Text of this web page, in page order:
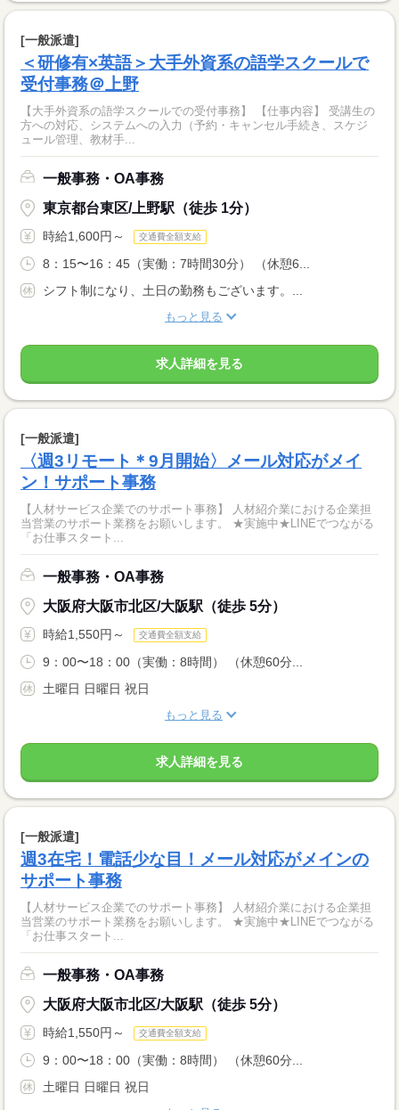
[一般派遣]
＜研修有×英語＞大手外資系の語学スクールで
受付事務＠上野
【大手外資系の語学スクールでの受付事務】 【仕事内容】 受講生の
方への対応、システムへの入力（予約・キャンセル手続き、スケジ
ュール管理、教材手...
一般事務・OA事務
東京都台東区/上野駅（徒歩 1分）
時給1,600円～ 交通費全額支給
8：15〜16：45（実働：7時間30分） （休憩6...
シフト制になり、土日の勤務もございます。...
もっと見る
求人詳細を見る
[一般派遣]
〈週3リモート＊9月開始〉メール対応がメイ
ン！サポート事務
【人材サービス企業でのサポート事務】 人材紹介業における企業担
当営業のサポート業務をお願いします。 ★実施中★LINEでつながる
「お仕事スタート...
一般事務・OA事務
大阪府大阪市北区/大阪駅（徒歩 5分）
時給1,550円～ 交通費全額支給
9：00〜18：00（実働：8時間） （休憩60分...
土曜日 日曜日 祝日
もっと見る
求人詳細を見る
[一般派遣]
週3在宅！電話少な目！メール対応がメインの
サポート事務
【人材サービス企業でのサポート事務】 人材紹介業における企業担
当営業のサポート業務をお願いします。 ★実施中★LINEでつながる
「お仕事スタート...
一般事務・OA事務
大阪府大阪市北区/大阪駅（徒歩 5分）
時給1,550円～ 交通費全額支給
9：00〜18：00（実働：8時間） （休憩60分...
土曜日 日曜日 祝日